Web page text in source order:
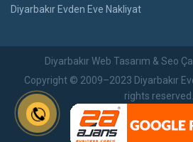
Diyarbakır Evden Eve Nakliyat
Diyarbakır Web Tasarım & Seo
Copyright © 2009–2023 Diyarbakır
rights reserved.